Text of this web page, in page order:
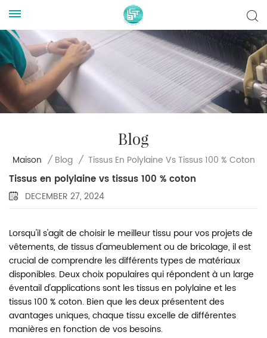
Blog
Maison / Blog / Tissus En Polylaine Vs Tissus 100 % Coton
Tissus en polylaine vs tissus 100 % coton
DECEMBER 27, 2024
Lorsqu'il s'agit de choisir le meilleur tissu pour vos projets de
vêtements, de tissus d'ameublement ou de bricolage, il est
crucial de comprendre les différents types de matériaux
disponibles. Deux choix populaires qui répondent à un large
éventail d'applications sont les tissus en polylaine et les
tissus 100 % coton. Bien que les deux présentent des
avantages uniques, chaque tissu excelle de différentes
manières en fonction de vos besoins.